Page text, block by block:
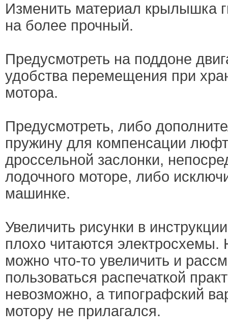
Изменить материал крылышка
на более прочный.
Предусмотреть на поддоне
удобства перемещения при
мотора.
Предусмотреть, либо
пружину для компенсации
дроссельной заслонки,
лодочного моторе, либо
машинке.
Увеличить рисунки в
плохо читаются
можно что-то увеличить и
пользоваться распечаткой
невозможно, а типографский
мотору не прилагался.